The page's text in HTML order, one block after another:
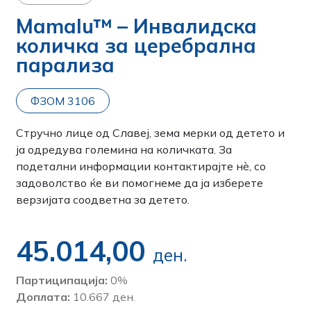
Mamalu™ – Инвалидска
количка за церебрална
парализа
ФЗОМ 3106
Стручно лице од Славеј, зема мерки од детето и
ја одредува големина на количката. За
подетални информации контактирајте нѐ, со
задоволство ќе ви помогнеме да ја изберете
верзијата соодветна за детето.
45.014,00 ден.
Партиципација: 0%
Доплата: 10.667 ден.